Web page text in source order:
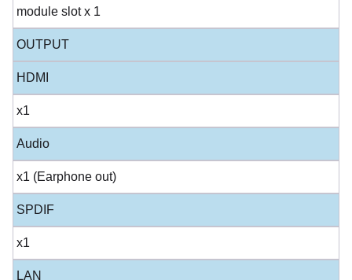
module slot x 1
OUTPUT
HDMI
x1
Audio
x1 (Earphone out)
SPDIF
x1
LAN